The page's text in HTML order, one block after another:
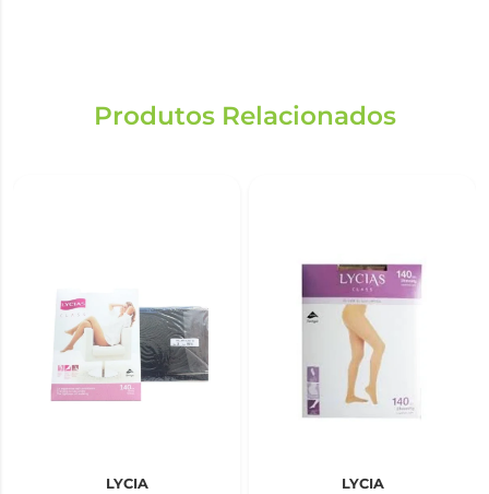
Produtos Relacionados
LYCIA
LYCIA